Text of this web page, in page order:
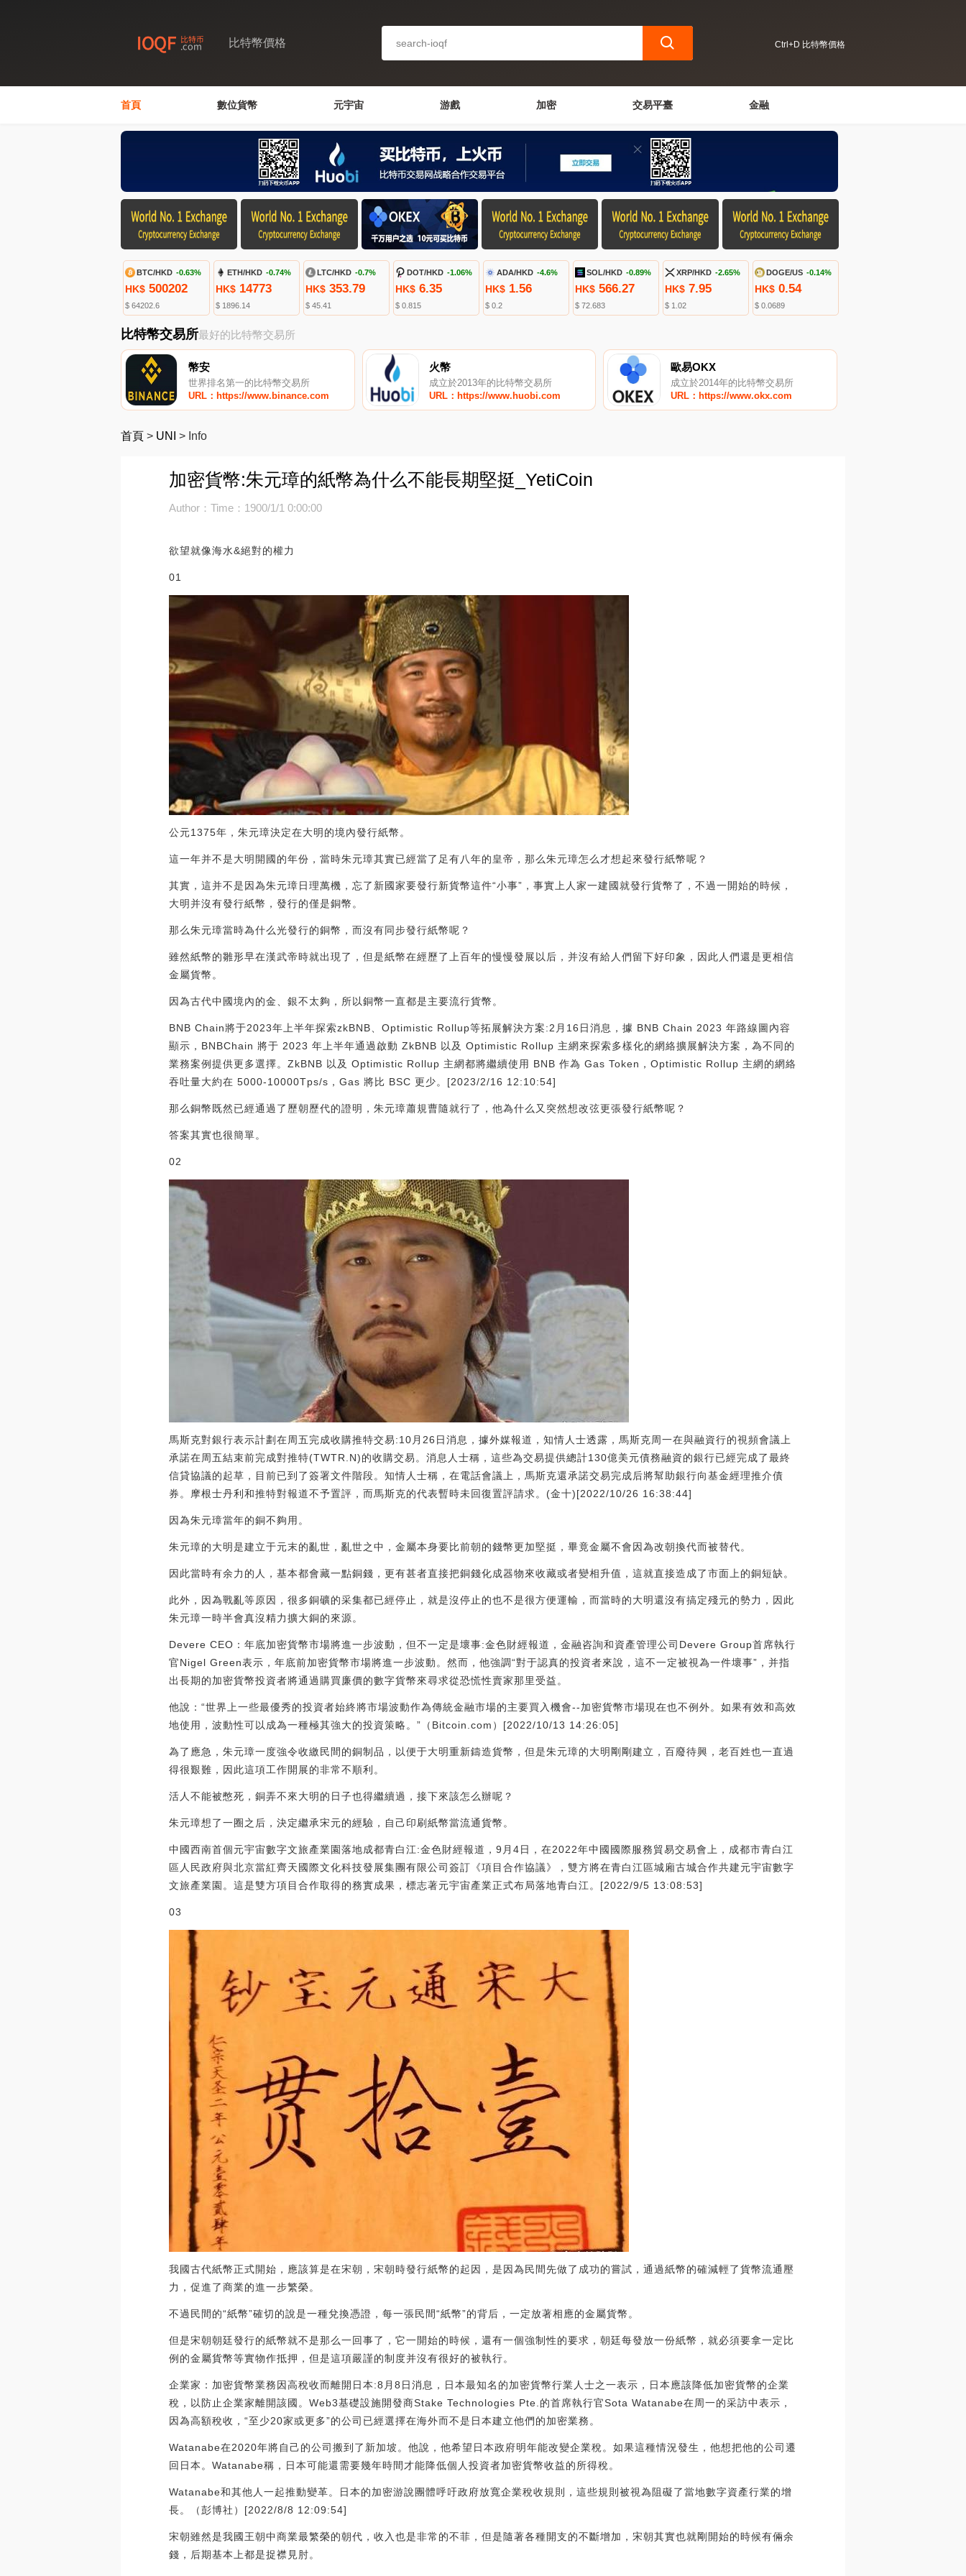
比特幣價格 Ctrl+D 比特幣價格
首頁 數位貨幣 元宇宙 游戲 加密 交易平臺 金融
BTC/HKD -0.63%
HK$ 500202
$ 64202.6
ETH/HKD -0.74%
HK$14773
$ 1896.14
LTC/HKD -0.7%
HK$353.79
$ 45.41
DOT/HKD -1.06%
HK$6.35
$ 0.815
ADA/HKD -4.6%
HK$1.56
$ 0.2
SOL/HKD -0.89%
HK$ 566.27
$ 72.683
XRP/HKD -2.65%
HK$ 7.95
$ 1.02
DOGE/US -0.14%
HK$ 0.54
$ 0.0689
比特幣交易所最好的比特幣交易所
幣安
世界排名第一的比特幣交易所
URL：https://www.binance.com
火幣
成立於2013年的比特幣交易所
URL：https://www.huobi.com
歐易OKX
成立於2014年的比特幣交易所
URL：https://www.okx.com
首頁 > UNI > Info
加密貨幣:朱元璋的紙幣為什么不能長期堅挺_YetiCoin
Author：Time：1900/1/1 0:00:00
欲望就像海水&絕對的權力
01
公元1375年，朱元璋決定在大明的境內發行紙幣。
這一年并不是大明開國的年份，當時朱元璋其實已經當了足有八年的皇帝，那么朱元璋怎么才想起來發行紙幣呢？
其實，這并不是因為朱元璋日理萬機，忘了新國家要發行新貨幣這件“小事”，事實上人家一建國就發行貨幣了，不過一開始的時候，
大明并沒有發行紙幣，發行的僅是銅幣。
那么朱元璋當時為什么光發行的銅幣，而沒有同步發行紙幣呢？
雖然紙幣的雛形早在漢武帝時就出現了，但是紙幣在經歷了上百年的慢慢發展以后，并沒有給人們留下好印象，因此人們還是更相信
金屬貨幣。
因為古代中國境內的金、銀不太夠，所以銅幣一直都是主要流行貨幣。
BNB Chain將于2023年上半年探索zkBNB、Optimistic Rollup等拓展解決方案:2月16日消息，據 BNB Chain 2023 年路線圖內容
顯示，BNBChain 將于 2023 年上半年通過啟動 ZkBNB 以及 Optimistic Rollup 主網來探索多樣化的網絡擴展解決方案，為不同的
業務案例提供更多選擇。ZkBNB 以及 Optimistic Rollup 主網都將繼續使用 BNB 作為 Gas Token，Optimistic Rollup 主網的網絡
吞吐量大約在 5000-10000Tps/s，Gas 將比 BSC 更少。[2023/2/16 12:10:54]
那么銅幣既然已經通過了歷朝歷代的證明，朱元璋蕭規曹隨就行了，他為什么又突然想改弦更張發行紙幣呢？
答案其實也很簡單。
02
馬斯克對銀行表示計劃在周五完成收購推特交易:10月26日消息，據外媒報道，知情人士透露，馬斯克周一在與融資行的視頻會議上
承諾在周五結束前完成對推特(TWTR.N)的收購交易。消息人士稱，這些為交易提供總計130億美元債務融資的銀行已經完成了最終
信貸協議的起草，目前已到了簽署文件階段。知情人士稱，在電話會議上，馬斯克還承諾交易完成后將幫助銀行向基金經理推介債
券。摩根士丹利和推特對報道不予置評，而馬斯克的代表暫時未回復置評請求。(金十)[2022/10/26 16:38:44]
因為朱元璋當年的銅不夠用。
朱元璋的大明是建立于元末的亂世，亂世之中，金屬本身要比前朝的錢幣更加堅挺，畢竟金屬不會因為改朝換代而被替代。
因此當時有余力的人，基本都會藏一點銅錢，更有甚者直接把銅錢化成器物來收藏或者變相升值，這就直接造成了市面上的銅短缺。
此外，因為戰亂等原因，很多銅礦的采集都已經停止，就是沒停止的也不是很方便運輸，而當時的大明還沒有搞定殘元的勢力，因此
朱元璋一時半會真沒精力擴大銅的來源。
Devere CEO：年底加密貨幣市場將進一步波動，但不一定是壞事:金色財經報道，金融咨詢和資產管理公司Devere Group首席執行
官Nigel Green表示，年底前加密貨幣市場將進一步波動。然而，他強調“對于認真的投資者來說，這不一定被視為一件壞事”，并指
出長期的加密貨幣投資者將通過購買廉價的數字貨幣來尋求從恐慌性賣家那里受益。
他說：“世界上一些最優秀的投資者始終將市場波動作為傳統金融市場的主要買入機會--加密貨幣市場現在也不例外。如果有效和高效
地使用，波動性可以成為一種極其強大的投資策略。”（Bitcoin.com）[2022/10/13 14:26:05]
為了應急，朱元璋一度強令收繳民間的銅制品，以便于大明重新鑄造貨幣，但是朱元璋的大明剛剛建立，百廢待興，老百姓也一直過
得很艱難，因此這項工作開展的非常不順利。
活人不能被憋死，銅弄不來大明的日子也得繼續過，接下來該怎么辦呢？
朱元璋想了一圈之后，決定繼承宋元的經驗，自己印刷紙幣當流通貨幣。
中國西南首個元宇宙數字文旅產業園落地成都青白江:金色財經報道，9月4日，在2022年中國國際服務貿易交易會上，成都市青白江
區人民政府與北京當紅齊天國際文化科技發展集團有限公司簽訂《項目合作協議》，雙方將在青白江區城廂古城合作共建元宇宙數字
文旅產業園。這是雙方項目合作取得的務實成果，標志著元宇宙產業正式布局落地青白江。[2022/9/5 13:08:53]
03
我國古代紙幣正式開始，應該算是在宋朝，宋朝時發行紙幣的起因，是因為民間先做了成功的嘗試，通過紙幣的確減輕了貨幣流通壓
力，促進了商業的進一步繁榮。
不過民間的“紙幣”確切的說是一種兌換憑證，每一張民間“紙幣”的背后，一定放著相應的金屬貨幣。
但是宋朝朝廷發行的紙幣就不是那么一回事了，它一開始的時候，還有一個強制性的要求，朝廷每發放一份紙幣，就必須要拿一定比
例的金屬貨幣等實物作抵押，但是這項嚴謹的制度并沒有很好的被執行。
企業家：加密貨幣業務因高稅收而離開日本:8月8日消息，日本最知名的加密貨幣行業人士之一表示，日本應該降低加密貨幣的企業
稅，以防止企業家離開該國。Web3基礎設施開發商Stake Technologies Pte.的首席執行官Sota Watanabe在周一的采訪中表示，
因為高額稅收，“至少20家或更多”的公司已經選擇在海外而不是日本建立他們的加密業務。
Watanabe在2020年將自己的公司搬到了新加坡。他說，他希望日本政府明年能改變企業稅。如果這種情況發生，他想把他的公司遷
回日本。Watanabe稱，日本可能還需要幾年時間才能降低個人投資者加密貨幣收益的所得稅。
Watanabe和其他人一起推動變革。日本的加密游說團體呼吁政府放寬企業稅收規則，這些規則被視為阻礙了當地數字資產行業的增
長。（彭博社）[2022/8/8 12:09:54]
宋朝雖然是我國王朝中商業最繁榮的朝代，收入也是非常的不菲，但是隨著各種開支的不斷增加，宋朝其實也就剛開始的時候有倆余
錢，后期基本上都是捉襟見肘。